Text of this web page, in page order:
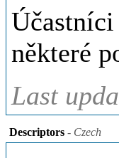
některé
Last
Descriptors - Czech